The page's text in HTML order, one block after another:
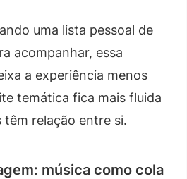
uma lista pessoal de
acompanhar, essa
a experiência menos
temática fica mais fluida
têm relação entre si.
música como cola